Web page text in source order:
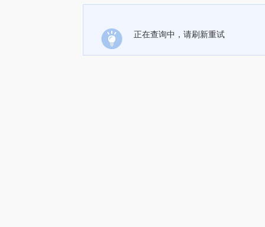
正在查询中，请刷新重试